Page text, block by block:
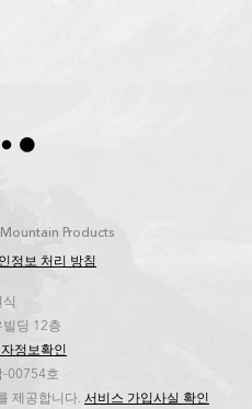
Products
정보 처리 방침
딩 12층
정보확인
-00754호
제공합니다. 서비스 가입사실 확인